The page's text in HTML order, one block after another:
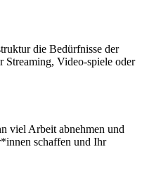
die Bedürfnisse der
Streaming, Video-spiele oder
viel Arbeit abnehmen und
schaffen und Ihr